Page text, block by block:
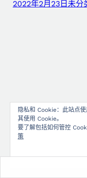
2022年2月23日 未分
通过访问
请勿出
隐私和 Cookie：此站点
其使用 Cookie。
要了解包括如何管控
策